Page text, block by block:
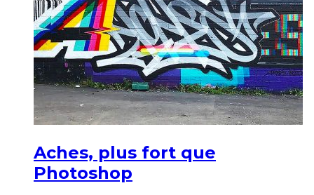
Aches, plus fort que
Photoshop